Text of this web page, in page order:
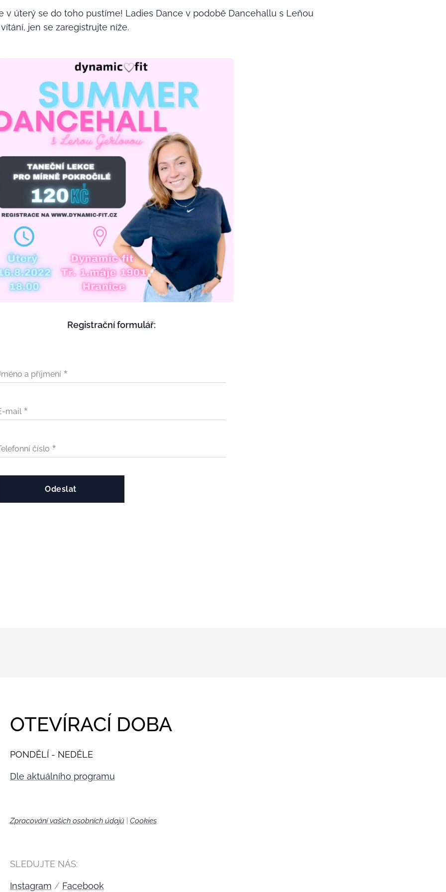
v úterý se do toho pustíme! Ladies Dance v podobě Dancehallu s Leňou
jen se zaregistrujte níže.⤵️
Registrační formulář:
a příjmení
mail
číslo
Odeslat
OTEVÍRACÍ DOBA
PONDĚLÍ - NEDĚLE
Dle aktuálního programu
Zpracování vašich osobních údajů Cookies🍪
SLEDUJTE NÁS:
Instagram / Facebook